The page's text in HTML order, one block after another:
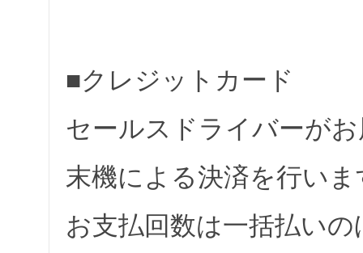
■クレジットカード
セールスドライバーが
末機による決済を行い
お支払回数は一括払い